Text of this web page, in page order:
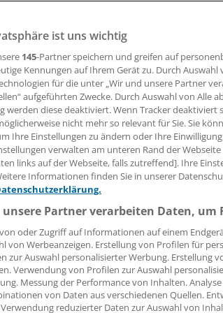
Leserin, lieber Leser,
Beitrag können Sie lesen, sobald
Jetzt anmelden »
vergessen?
Problem beim Login?
ist mit wenigen Klicks erledigt und
des kostenlosen Login:
Analysen, Hintergründe und Infografiken
auf allemedizinischen Berichte und
Voraussetzungen für den
ist uns wichtig
145-Partner speichern und greifen auf
Kennungen auf Ihrem Gerät zu. Durch Auswahl
für die unter „Wir und unsere Partner
aufgeführten Zwecke. Durch Auswahl von Alle
werden diese deaktiviert. Wenn Tracker deaktiviert
nicht mehr so relevant für Sie. Sie
Ihre Einstellungen zu ändern oder Ihre
verwalten am unteren Rand der
links auf der Webseite, falls zutreffend]. Ihre
Informationen finden Sie in unserer
Partner verarbeiten Daten, um
oder Zugriff auf Informationen auf einem
von Werbeanzeigen. Erstellung von Profilen für
zur Auswahl personalisierter Werbung. Erstellung
Verwendung von Profilen zur Auswahl
Messung der Performance von Inhalten.
von Daten aus verschiedenen Quellen.
reduzierter Daten zur Auswahl von